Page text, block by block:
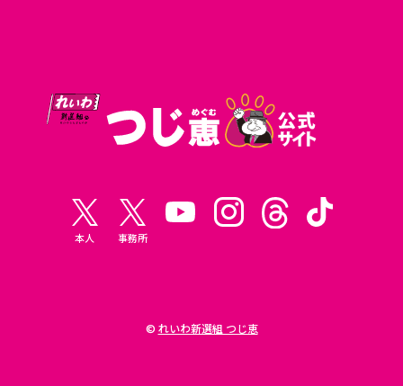
本人 事務所
© れいわ新選組 つじ恵